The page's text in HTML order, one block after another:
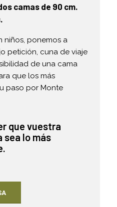
camas de 90 cm.
niños, ponemos a
petición, cuna de viaje
de una cama
que los más
paso por Monte
que vuestra
sea lo más